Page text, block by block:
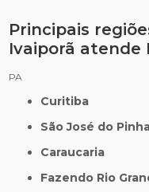
Principais
Ivaiporã atende
PA
Curitiba
São José do
Caraucaria
Fazendo Rio